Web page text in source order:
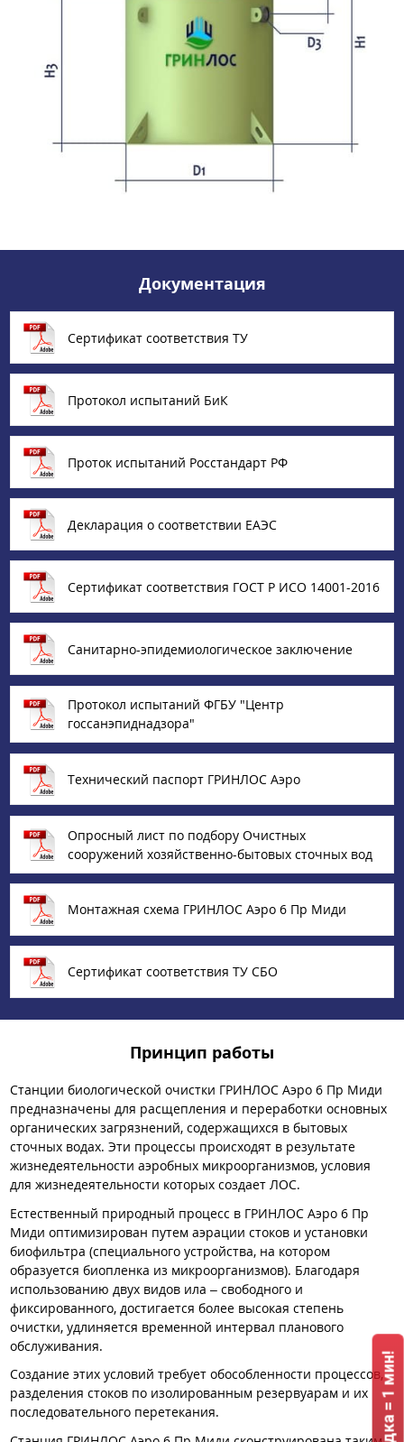
Документация
Сертификат соответствия ТУ
Протокол испытаний БиК
Проток испытаний Росстандарт РФ
Декларация о соответствии ЕАЭС
Сертификат соответствия ГОСТ Р ИСО 14001-2016
Санитарно-эпидемиологическое заключение
Протокол испытаний ФГБУ "Центр
госсанэпиднадзора"
Технический паспорт ГРИНЛОС Аэро
Опросный лист по подбору Очистных
сооружений хозяйственно-бытовых сточных вод
Монтажная схема ГРИНЛОС Аэро 6 Пр Миди
Сертификат соответствия ТУ СБО
Принцип работы
Станции биологической очистки ГРИНЛОС Аэро 6 Пр Миди
предназначены для расщепления и переработки основных
органических загрязнений, содержащихся в бытовых
сточных водах. Эти процессы происходят в результате
жизнедеятельности аэробных микроорганизмов, условия
для жизнедеятельности которых создает ЛОС.
Естественный природный процесс в ГРИНЛОС Аэро 6 Пр
Миди оптимизирован путем аэрации стоков и установки
биофильтра (специального устройства, на котором
образуется биопленка из микроорганизмов). Благодаря
использованию двух видов ила – свободного и
фиксированного, достигается более высокая степень
очистки, удлиняется временной интервал планового
обслуживания.
Создание этих условий требует обособленности процессов,
разделения стоков по изолированным резервуарам и их
последовательного перетекания.